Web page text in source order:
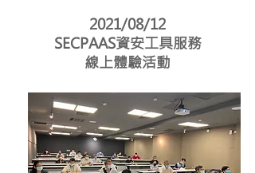
2021/08/12
SECPAAS資安工具服務
線上體驗活動